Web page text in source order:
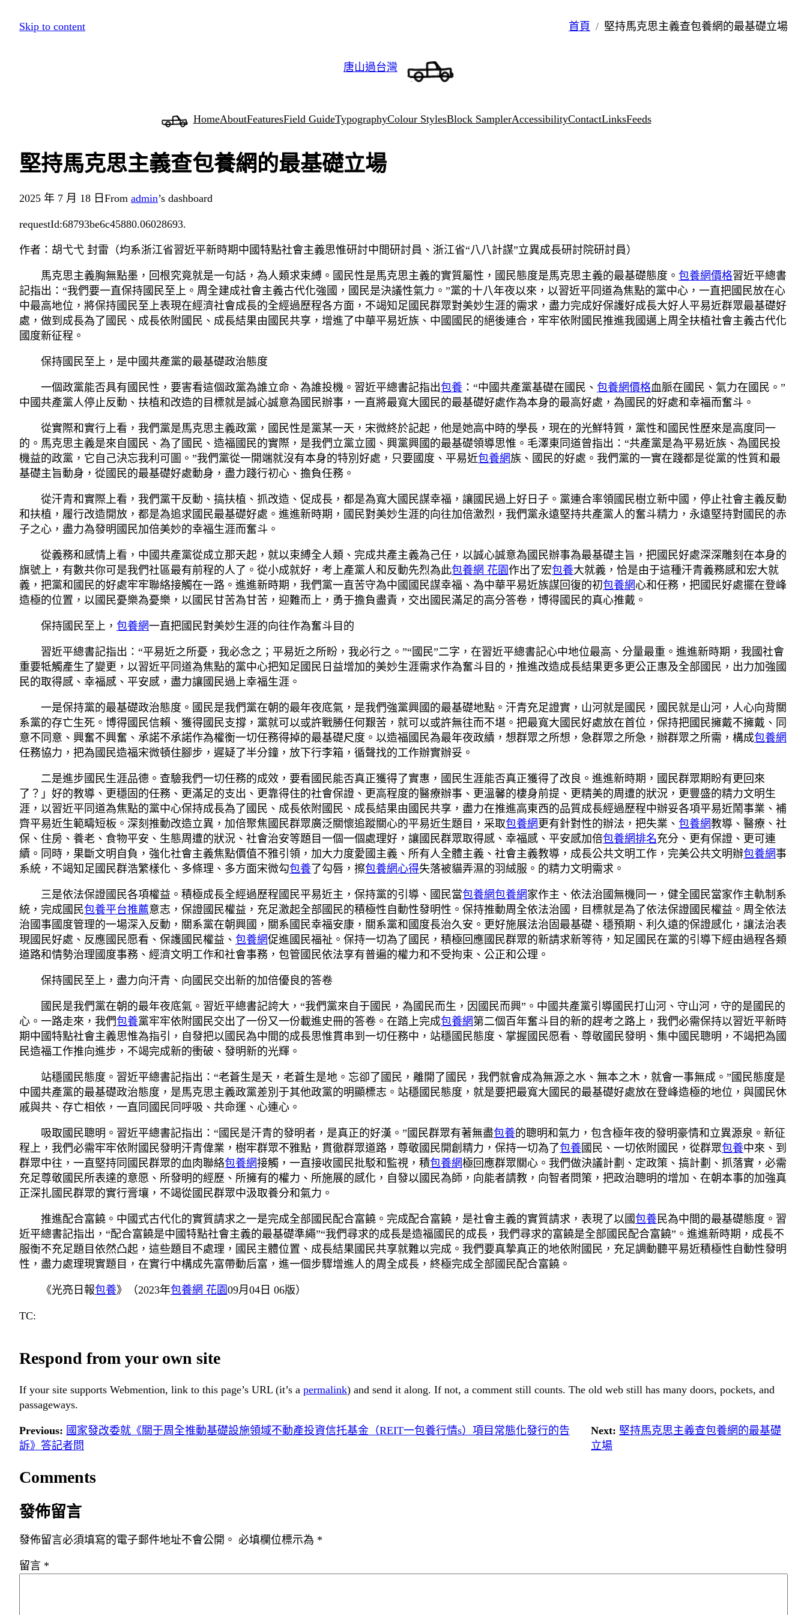
跳
Skip to content 首頁 堅持馬克思主義查包養網的最基礎立場
唐山過台灣
HomeAboutFeaturesField GuideTypographyColour StylesBlock SamplerAccessibilityContactLinksFeeds
堅持馬克思主義查包養網的最基礎立場
2025 年 7 月 18 日 From admin’s dashboard
requestId:68793be6c45880.06028693.
作者：胡弋弋 封雷（均系浙江省習近平新時期中國特點社會主義思惟研討中間研討員、浙江省“八八計謀”立異成長研討院研討員）
馬克思主義胸無點墨，回根究竟就是一句話，為人類求束縛。國民性是馬克思主義的實質屬性，國民態度是馬克思主義的最基礎態度。 包養網價格習近平總書
記指出：“我們要一直保持國民至上。周全建成社會主義古代化強國，國民是決議性氣力。”黨的十八年夜以來，以習近平同道為焦點的黨中心，一直把國民放在心
中最高地位，將保持國民至上表現在經濟社會成長的全經過歷程各方面，不竭知足國民群眾對美妙生涯的需求，盡力完成好保護好成長大好人平易近群眾最基礎好
處，做到成長為了國民、成長依附國民、成長結果由國民共享，增進了中華平易近族、中國國民的絕後連合，牢牢依附國民推進我國邁上周全扶植社會主義古代化
國度新征程。
保持國民至上，是中國共產黨的最基礎政治態度
一個政黨能否具有國民性，要害看這個政黨為誰立命、為誰投機。習近平總書記指出包養 ：“中國共產黨基礎在國民、 包養網價格血脈在國民、氣力在國民。”
中國共產黨人停止反動、扶植和改造的目標就是誠心誠意為國民辦事，一直將最寬大國民的最基礎好處作為本身的最高好處，為國民的好處和幸福而奮斗。
從實際和實行上看，我們黨是馬克思主義政黨，國民性是黨某一天，宋微終於記起，他是她高中時的學長，現在的光鮮特質，黨性和國民性歷來是高度同一
的。馬克思主義是來自國民、為了國民、造福國民的實際，是我們立黨立國、興黨興國的最基礎領導思惟。毛澤東同道曾指出：“共產黨是為平易近族、為國民投
機益的政黨，它自己決忘我利可圖。”我們黨從一開端就沒有本身的特別好處，只要國度、平易近包養網族、國民的好處。我們黨的一實在踐都是從黨的性質和最
基礎主旨動身，從國民的最基礎好處動身，盡力踐行初心、擔負任務。
從汗青和實際上看，我們黨干反動、搞扶植、抓改造、促成長，都是為寬大國民謀幸福，讓國民過上好日子。黨連合率領國民樹立新中國，停止社會主義反動
和扶植，履行改造開放，都是為追求國民最基礎好處。進進新時期，國民對美妙生涯的向往加倍激烈，我們黨永遠堅持共產黨人的奮斗精力，永遠堅持對國民的赤
子之心，盡力為發明國民加倍美妙的幸福生涯而奮斗。
從義務和感情上看，中國共產黨從成立那天起，就以束縛全人類、完成共產主義為己任，以誠心誠意為國民辦事為最基礎主旨，把國民好處深深雕刻在本身的
旗號上，有數共你可是我們社區最有前程的人了。從小成就好，考上產黨人和反動先烈為此包養網 花園作出了宏包養大就義，恰是由于這種汗青義務感和宏大就
義，把黨和國民的好處牢牢聯絡接觸在一路。進進新時期，我們黨一直苦守為中國國民謀幸福、為中華平易近族謀回復的初包養網心和任務，把國民好處擺在登峰
造極的位置，以國民憂樂為憂樂，以國民甘苦為甘苦，迎難而上，勇于擔負盡責，交出國民滿足的高分答卷，博得國民的真心推戴。
保持國民至上， 包養網一直把國民對美妙生涯的向往作為奮斗目的
習近平總書記指出：“平易近之所憂，我必念之；平易近之所盼，我必行之。”“國民”二字，在習近平總書記心中地位最高、分量最重。進進新時期，我國社會
重要牴觸產生了變更，以習近平同道為焦點的黨中心把知足國民日益增加的美妙生涯需求作為奮斗目的，推進改造成長結果更多更公正惠及全部國民，出力加強國
民的取得感、幸福感、平安感，盡力讓國民過上幸福生涯。
一是保持黨的最基礎政治態度。國民是我們黨在朝的最年夜底氣，是我們強黨興國的最基礎地點。汗青充足證實，山河就是國民，國民就是山河，人心向背關
系黨的存亡生死。博得國民信賴、獲得國民支撐，黨就可以或許戰勝任何艱苦，就可以或許無往而不堪。把最寬大國民好處放在首位，保持把國民擁戴不擁戴、同
意不同意、興奮不興奮、承諾不承諾作為權衡一切任務得掉的最基礎尺度。以造福國民為最年夜政績，想群眾之所想，急群眾之所急，辦群眾之所需，構成包養網
任務協力，把為國民造福宋微頓住腳步，遲疑了半分鐘，放下行李箱，循聲找的工作辦實辦妥。
二是進步國民生涯品德。查驗我們一切任務的成效，要看國民能否真正獲得了實惠，國民生涯能否真正獲得了改良。進進新時期，國民群眾期盼有更回來
了？」好的教導、更穩固的任務、更滿足的支出、更靠得住的社會保證、更高程度的醫療辦事、更溫馨的棲身前提、更精美的周遭的狀況，更豐盛的精力文明生
涯，以習近平同道為焦點的黨中心保持成長為了國民、成長依附國民、成長結果由國民共享，盡力在推進高東西的品質成長經過歷程中辦妥各項平易近鬧事業、補
齊平易近生範疇短板。深刻推動改造立異，加倍聚焦國民群眾廣泛關懷追蹤關心的平易近生題目，采取包養網 更有針對性的辦法，把失業、 包養網教導、醫療、社
保、住房、養老、食物平安、生態周遭的狀況、社會治安等題目一個一個處理好，讓國民群眾取得感、幸福感、平安感加倍包養網排名充分、更有保證、更可連
續。同時，果斷文明自負，強化社會主義焦點價值不雅引領，加大力度愛國主義、所有人全體主義、社會主義教導，成長公共文明工作，完美公共文明辦包養網事
系統，不竭知足國民群浩繁樣化、多條理、多方面宋微勾包養 了勾唇，擦包養網心得失落被貓弄濕的羽絨服。的精力文明需求。
三是依法保證國民各項權益。積極成長全經過歷程國民平易近主，保持黨的引導、國民當包養網包養網家作主、依法治國無機同一，健全國民當家作主軌制系
統，完成國民包養平台推薦意志，保證國民權益，充足激起全部國民的積極性自動性發明性。保持推動周全依法治國，目標就是為了依法保證國民權益。周全依法
治國事國度管理的一場深入反動，關系黨在朝興國，關系國民幸福安康，關系黨和國度長治久安。更好施展法治固最基礎、穩預期、利久遠的保證感化，讓法治表
現國民好處、反應國民愿看、保護國民權益、 包養網促進國民福祉。保持一切為了國民，積極回應國民群眾的新請求新等待，知足國民在黨的引導下經由過程各類
道路和情勢治理國度事務、經濟文明工作和社會事務，包管國民依法享有普遍的權力和不受拘束、公正和公理。
保持國民至上，盡力向汗青、向國民交出新的加倍優良的答卷
國民是我們黨在朝的最年夜底氣。習近平總書記誇大，“我們黨來自于國民，為國民而生，因國民而興”。中國共產黨引導國民打山河、守山河，守的是國民的
心。一路走來，我們包養黨牢牢依附國民交出了一份又一份載進史冊的答卷。在踏上完成包養網第二個百年奮斗目的新的趕考之路上，我們必需保持以習近平新時
期中國特點社會主義思惟為指引，自發把以國民為中間的成長思惟貫串到一切任務中，站穩國民態度、掌握國民愿看、尊敬國民發明、集中國民聰明，不竭把為國
民造福工作推向進步，不竭完成新的衝破、發明新的光輝。
站穩國民態度。習近平總書記指出：“老蒼生是天，老蒼生是地。忘卻了國民，離開了國民，我們就會成為無源之水、無本之木，就會一事無成。”國民態度是
中國共產黨的最基礎政治態度，是馬克思主義政黨差別于其他政黨的明顯標志。站穩國民態度，就是要把最寬大國民的最基礎好處放在登峰造極的地位，與國民休
戚與共、存亡相依，一直同國民同呼吸、共命運、心連心。
吸取國民聰明。習近平總書記指出：“國民是汗青的發明者，是真正的好漢。”國民群眾有著無盡包養的聰明和氣力，包含極年夜的發明豪情和立異源泉。新征
程上，我們必需牢牢依附國民發明汗青偉業，樹牢群眾不雅點，貫徹群眾道路，尊敬國民開創精力，保持一切為了包養國民、一切依附國民，從群眾包養中來、到
群眾中往，一直堅持同國民群眾的血肉聯絡包養網接觸，一直接收國民批駁和監視，積包養網極回應群眾關心。我們做決議計劃、定政策、搞計劃、抓落實，必需
充足尊敬國民所表達的意愿、所發明的經歷、所擁有的權力、所施展的感化，自發以國民為師，向能者請教，向智者問策，把政治聰明的增加、在朝本事的加強真
正深扎國民群眾的實行膏壤，不竭從國民群眾中汲取養分和氣力。
推進配合富饒。中國式古代化的實質請求之一是完成全部國民配合富饒。完成配合富饒，是社會主義的實質請求，表現了以國包養民為中間的最基礎態度。習
近平總書記指出，“配合富饒是中國特點社會主義的最基礎準繩”“我們尋求的成長是造福國民的成長，我們尋求的富饒是全部國民配合富饒”。進進新時期，成長不
服衡不充足題目依然凸起，這些題目不處理，國民主體位置、成長結果國民共享就難以完成。我們要真摯真正的地依附國民，充足調動聽平易近積極性自動性發明
性，盡力處理現實題目，在實行中構成先富帶動后富，進一個步驟增進人的周全成長，終極完成全部國民配合富饒。
《光亮日報包養》（2023年包養網 花園09月04日 06版）
TC:
Respond from your own site
If your site supports Webmention, link to this page’s URL (it’s a permalink) and send it along. If not, a comment still counts. The old web still has many doors, pockets, and
passageways.
Previous: 國家發改委就《關于周全推動基礎設施領域不動產投資信托基金（REIT一包養行情s）項目常態化發行的告
訴》答記者問
Next: 堅持馬克思主義查包養網的最基礎
立場
Comments
發佈留言
發佈留言必須填寫的電子郵件地址不會公開。 必填欄位標示為 *
留言 *